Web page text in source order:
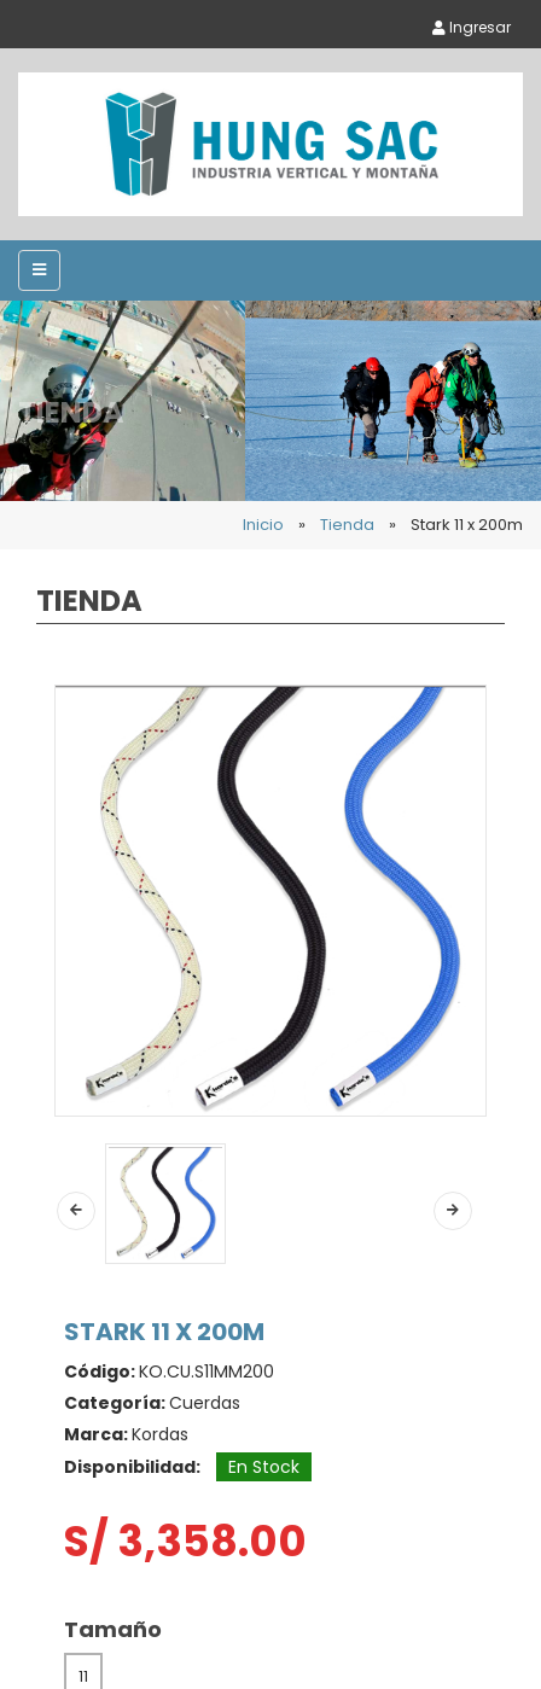
Ingresar
TIENDA
Inicio » Tienda » Stark 11 x 200m
TIENDA
STARK 11 X 200M
Código:KO.CU.S11MM200
Categoría:Cuerdas
Marca:Kordas
Disponibilidad:
En Stock
S/ 3,358.00
Tamaño
11